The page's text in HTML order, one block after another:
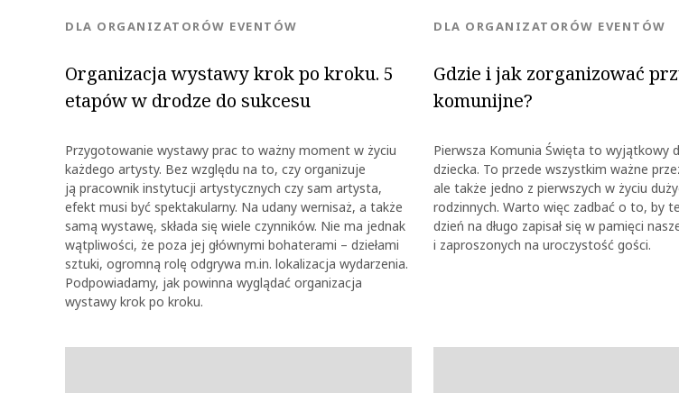
Organizacja wystawy krok po kroku. 5
etapów w drodze do sukcesu
KATEGORIA:
DLA ORGANIZATORÓW EVENTÓW
Przygotowanie wystawy prac to ważny moment w życiu
każdego artysty. Bez względu na to, czy organizuje
ją pracownik instytucji artystycznych czy sam artysta,
efekt musi być spektakularny. Na udany wernisaż, a także
samą wystawę, składa się wiele czynników. Nie ma jednak
wątpliwości, że poza jej głównymi bohaterami – dziełami
sztuki, ogromną rolę odgrywa m.in. lokalizacja wydarzenia.
Podpowiadamy, jak powinna wyglądać organizacja
wystawy krok po kroku.
Gdzie i jak zorganizować
komunijne?
KATEGORIA:
DLA ORGANIZATORÓW EVENTÓW
Pierwsza Komunia Święta to wyjątkowy
dziecka. To przede wszystkim ważne
ale także jedno z pierwszych w życiu
rodzinnych. Warto więc zadbać o to, by
dzień na długo zapisał się w pamięci
i zaproszonych na uroczystość gości.